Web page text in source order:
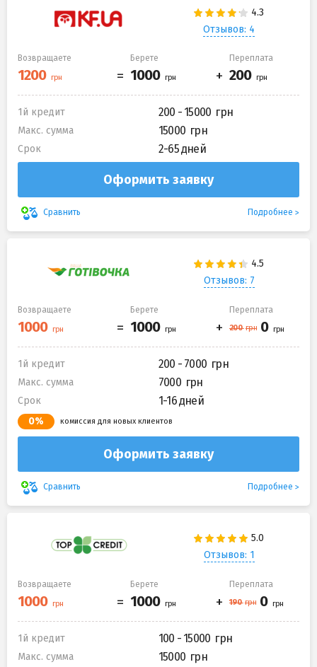
Отзывов: 4
Возвращаете Берете Переплата
1й кредит 200 - 15000
Макс. сумма 15000
Срок 2-65 дней
Оформить заявку
Сравнить Подробнее
Отзывов: 7
Возвращаете Берете Переплата
1й кредит 200 - 7000
Макс. сумма 7000
Срок 1-16 дней
0% комиссия для новых клиентов
Оформить заявку
Сравнить Подробнее
Отзывов: 1
Возвращаете Берете Переплата
1й кредит 100 - 15000
Макс. сумма 15000